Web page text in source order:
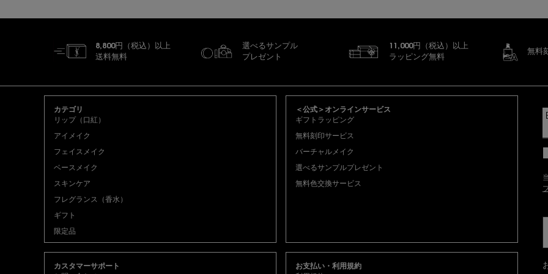
8,800円（税込）以上
送料無料
選べるサンプル
プレゼント
11,000円（税込）以上
ラッピング無料
無料
カテゴリ
リップ（口紅）
アイメイク
フェイスメイク
ベースメイク
スキンケア
フレグランス（香水）
ギフト
限定品
＜公式＞オンラインサービス
ギフトラッピング
無料刻印サービス
バーチャルメイク
選べるサンプルプレゼント
無料色交換サービス
カスタマーサポート
お支払い・利用規約